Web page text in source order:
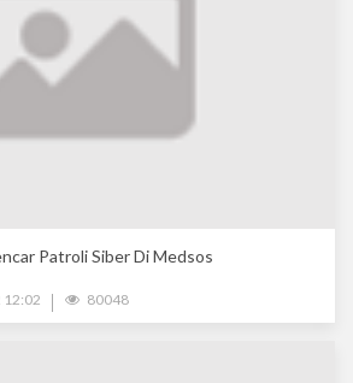
Patroli Siber Di Medsos
12:02 80048